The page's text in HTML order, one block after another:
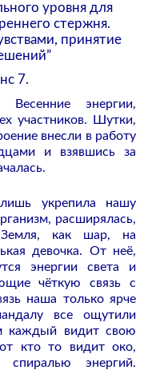
уровня для
стержня.
принятие
7.
энергии,
участников. Шутки,
внесли в работу
и взявшись за
укрепила нашу
расширялась,
Земля, как шар, на
девочка. От неё,
энергии света и
чёткую связь с
наша только ярче
все ощутили
каждый видит свою
кто то видит око,
спиралью энергий.